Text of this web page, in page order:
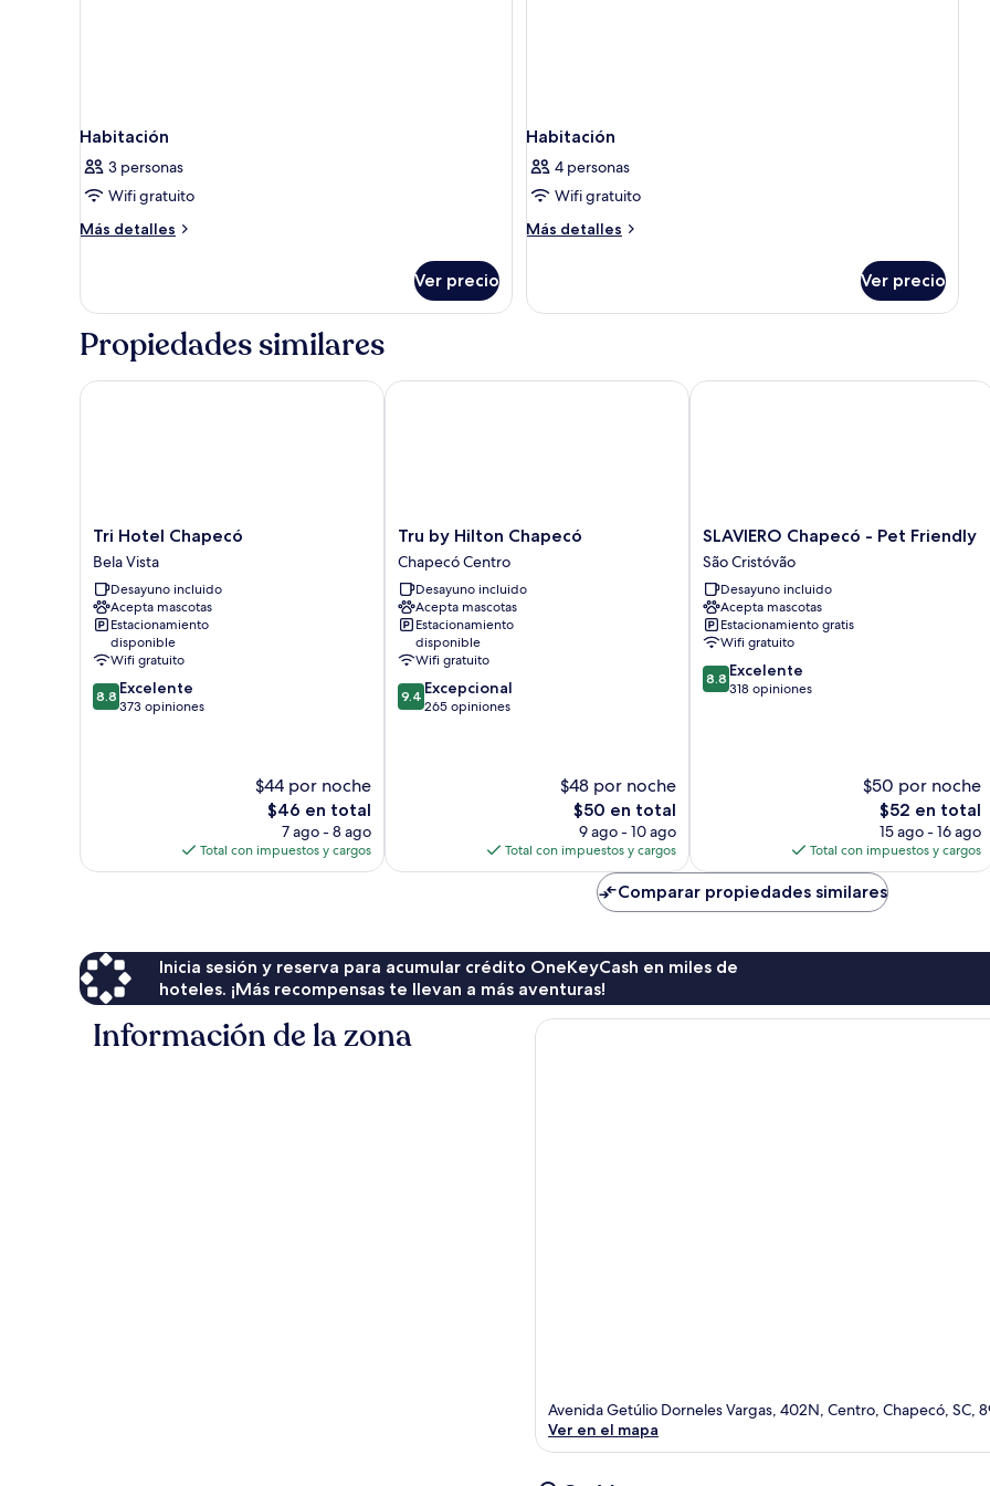
Habitación
3 personas
Wifi gratuito
Más detalles
Más
Ver precio
Habitación
4 personas
Wifi gratuito
Más detalles
Más
Ver precio
Propiedades similares
Tri
Hotel
Chapecó
Bela
Vista
Tri Hotel Chapecó
Bela Vista
Desayuno incluido
Acepta mascotas
Estacionamiento
disponible
Wifi gratuito
8.8
de
8.8 Excelente
373 opiniones
$44 por noche
El
precio
actual
es
$46 en total
7 ago - 8 ago
Total con impuestos y cargos
Tri Hotel Chapecó
Tru
by
Hilton
Chapecó
Chapecó
Centro
Tru by Hilton Chapecó
Chapecó Centro
Desayuno incluido
Acepta mascotas
Estacionamiento
disponible
Wifi gratuito
9.4
de
9.4 Excepcional
265 opiniones
$48 por noche
El
precio
actual
es
$50
$50 en total
9 ago - 10 ago
Total con impuestos y cargos
Tru by Hilton Chapecó
SLAVIERO
Chapecó
-
Pet
Friendly
São
Cristóvão
SLAVIERO Chapecó - Pet Friendly
São Cristóvão
Desayuno incluido
Acepta mascotas
Estacionamiento gratis
Wifi gratuito
8.8
de
8.8 Excelente
318 opiniones
$50 por noche
El
precio
actual
es
de
$52
$52 en total
15 ago - 16 ago
Total con impuestos y cargos
SLAVIERO Chapecó - Pet Friendly
Comparar propiedades similares
Inicia sesión y reserva para acumular crédito OneKeyCash en miles de
hoteles. ¡Más recompensas te llevan a más aventuras!
Información de la zona
Avenida Getúlio Dorneles Vargas, 402N, Centro, Chapecó, SC,
Ver en el mapa